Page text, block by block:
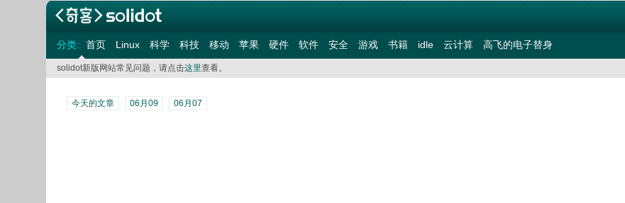
分类: 首页 Linux 科学 科技 移动 苹果 硬件 软件 安全 游戏 书籍 idle 云计算 高飞的电子替身
solidot新版网站常见问题，请点击这里查看。
今天的文章 06月09 06月07